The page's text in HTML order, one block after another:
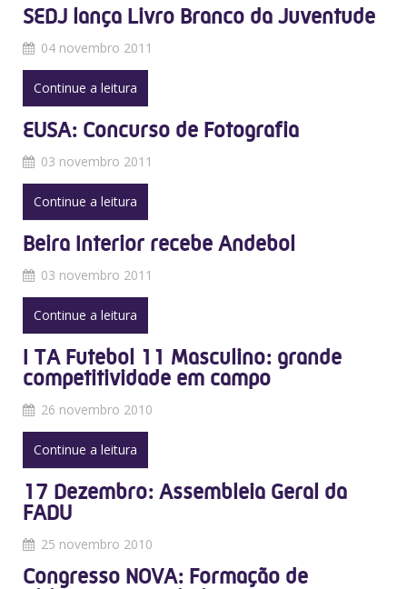
SEDJ lança Livro Branco da Juventude
04 novembro 2011
Continue a leitura
EUSA: Concurso de Fotografia
03 novembro 2011
Continue a leitura
Beira Interior recebe Andebol
03 novembro 2011
Continue a leitura
I TA Futebol 11 Masculino: grande
competitividade em campo
26 novembro 2010
Continue a leitura
17 Dezembro: Assembleia Geral da
FADU
25 novembro 2010
Congresso NOVA: Formação de